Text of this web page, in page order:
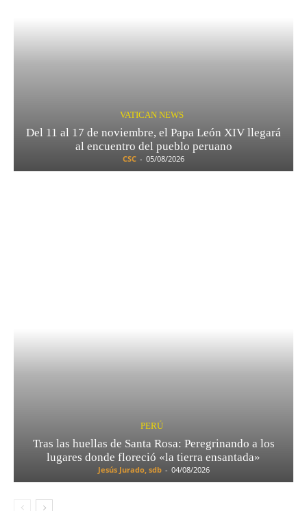
VATICAN NEWS
Del 11 al 17 de noviembre, el Papa León XIV llegará
al encuentro del pueblo peruano
CSC - 05/08/2026
PERÚ
Tras las huellas de Santa Rosa: Peregrinando a los
lugares donde floreció «la tierra ensantada»
Jesús Jurado, sdb - 04/08/2026